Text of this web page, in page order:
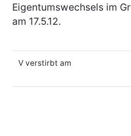
Eigentumswechsels im
am 17.5.12.
V verstirbt am